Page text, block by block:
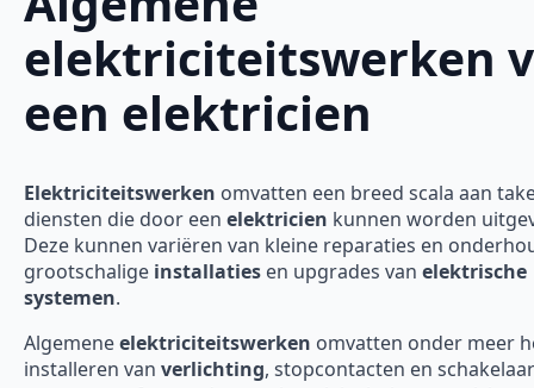
elektriciteitswerken
een elektricien
Elektriciteitswerken omvatten een breed scala aan
diensten die door een elektricien kunnen worden
Deze kunnen variëren van kleine reparaties en
grootschalige installaties en upgrades van elektrische
systemen.
Algemeneelektriciteitswerken omvatten onder meer
installeren van verlichting, stopcontacten en